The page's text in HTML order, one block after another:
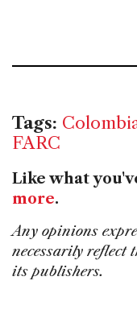
Tags:
FARC
Like what
more.
Any opinions
necessarily reflect
its publishers.